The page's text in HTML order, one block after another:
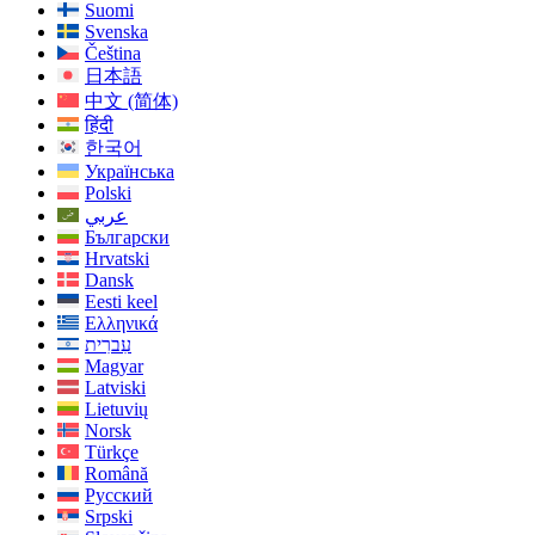
Suomi
Svenska
Čeština
日本語
中文 (简体)
हिंदी
한국어
Українська
Polski
عربي
Български
Hrvatski
Dansk
Eesti keel
Ελληνικά
עִברִית
Magyar
Latviski
Lietuvių
Norsk
Türkçe
Română
Русский
Srpski